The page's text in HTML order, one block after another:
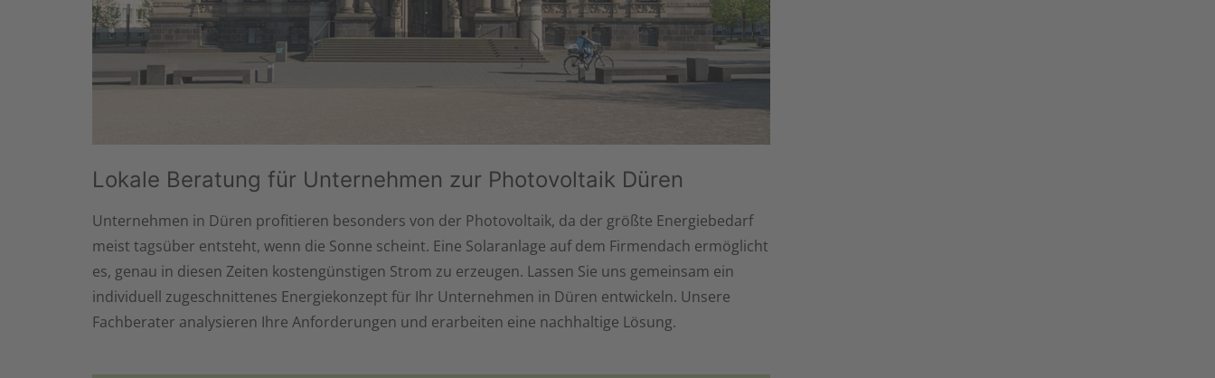
Lokale Beratung für Unternehmen zur Photovoltaik Düren
Unternehmen in Düren profitieren besonders von der Photovoltaik, da der größte Energiebedarf
meist tagsüber entsteht, wenn die Sonne scheint. Eine Solaranlage auf dem Firmendach ermöglicht
es, genau in diesen Zeiten kostengünstigen Strom zu erzeugen. Lassen Sie uns gemeinsam ein
individuell zugeschnittenes Energiekonzept für Ihr Unternehmen in Düren entwickeln. Unsere
Fachberater analysieren Ihre Anforderungen und erarbeiten eine nachhaltige Lösung.